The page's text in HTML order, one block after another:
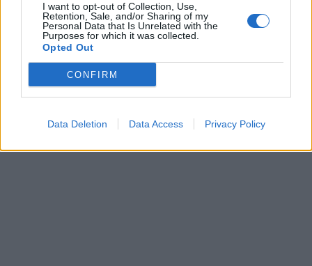
I want to opt-out of Collection, Use,
Retention, Sale, and/or Sharing of my
Personal Data that Is Unrelated with the
Purposes for which it was collected.
Opted Out
CONFIRM
Data Deletion Data Access Privacy Policy